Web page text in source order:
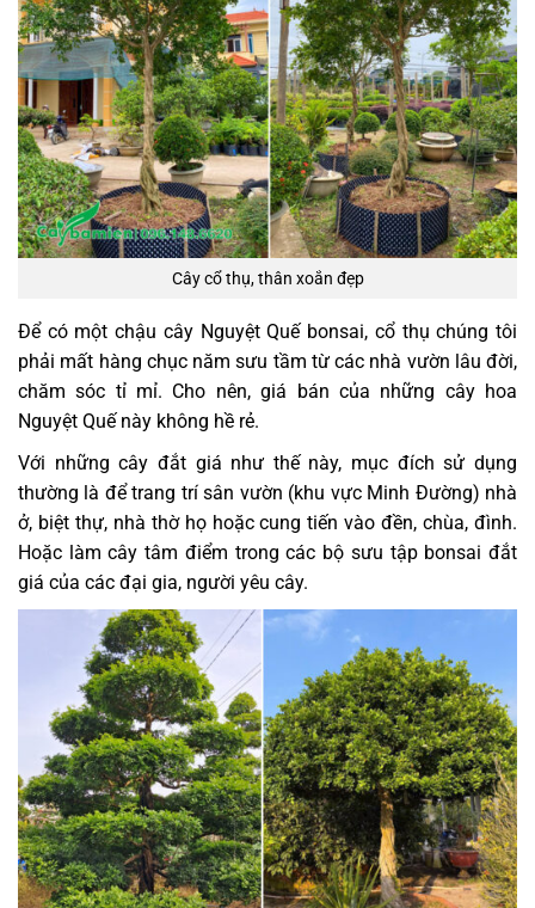
Cây cổ thụ, thân xoắn đẹp
Để có một chậu cây Nguyệt Quế bonsai, cổ thụ chúng tôi
phải mất hàng chục năm sưu tầm từ các nhà vườn lâu đời,
chăm sóc tỉ mỉ. Cho nên, giá bán của những cây hoa
Nguyệt Quế này không hề rẻ.
Với những cây đắt giá như thế này, mục đích sử dụng
thường là để trang trí sân vườn (khu vực Minh Đường) nhà
ở, biệt thự, nhà thờ họ hoặc cung tiến vào đền, chùa, đình.
Hoặc làm cây tâm điểm trong các bộ sưu tập bonsai đắt
giá của các đại gia, người yêu cây.